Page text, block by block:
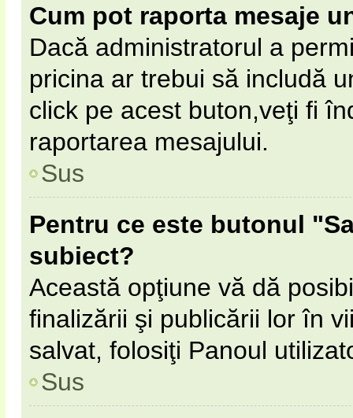
Cum pot raporta mesaje
Dacă administratorul a
pricina ar trebui să includă
click pe acest buton,veţi fi
raportarea mesajului.
Sus
Pentru ce este butonul
subiect?
Această opţiune vă dă
finalizării şi publicării lor în
salvat, folosiţi Panoul
Sus